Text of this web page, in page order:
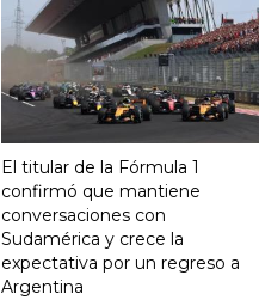
El titular de la Fórmula 1
confirmó que mantiene
conversaciones con
Sudamérica y crece la
expectativa por un regreso a
Argentina